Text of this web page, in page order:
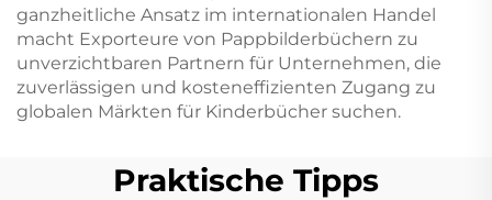
ganzheitliche Ansatz im internationalen Handel
macht Exporteure von Pappbilderbüchern zu
unverzichtbaren Partnern für Unternehmen, die
zuverlässigen und kosteneffizienten Zugang zu
globalen Märkten für Kinderbücher suchen.
Praktische Tipps